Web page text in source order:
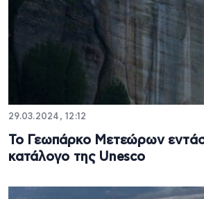
29.03.2024, 12:12
Το Γεωπάρκο Μετεώρων
κατάλογο της Unesco